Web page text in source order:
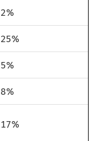
2%
25%
5%
8%
17%